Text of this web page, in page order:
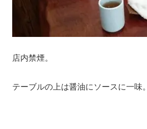
店内禁煙。
テーブルの上は醤油にソースに一味。